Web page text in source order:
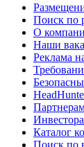
Поиск по
О
Наши
Реклама
Каталог
Поиск по